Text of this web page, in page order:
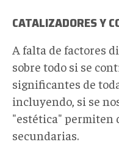
CATALIZADORES Y
A falta de factores
sobre todo si se
significantes de
incluyendo, si se
"estética" permiten
secundarias.